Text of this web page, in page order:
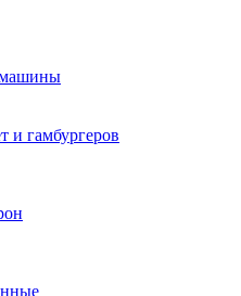
и гамбургеров